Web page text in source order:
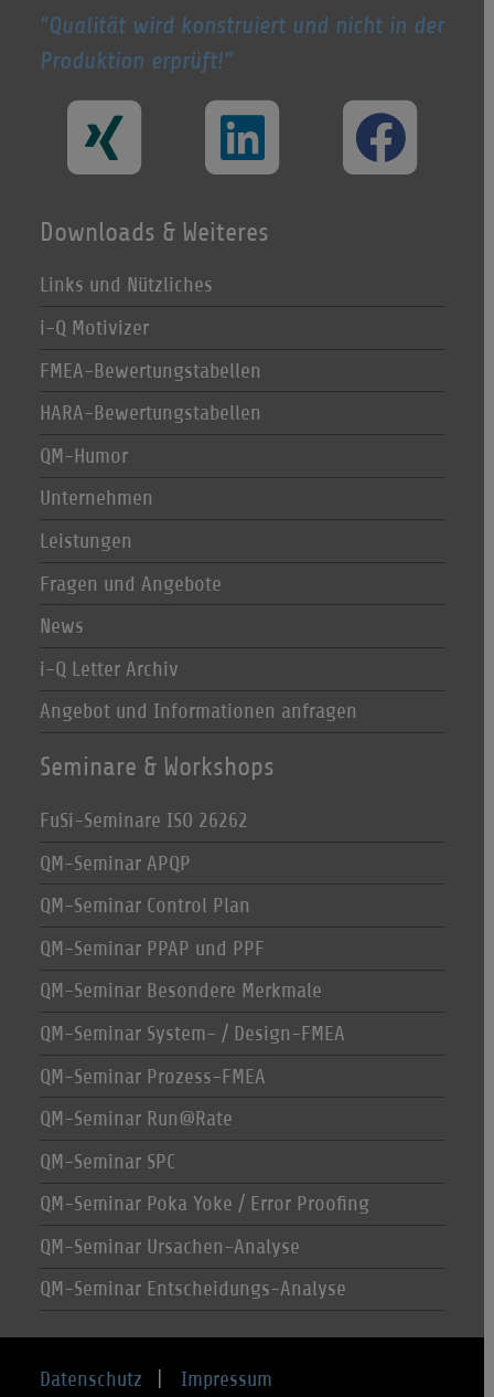
Qualität wird konstruiert und nicht in der
Produktion erprüft!
Downloads & Weiteres
Links und Nützliches
i-Q Motivizer
FMEA-Bewertungstabellen
HARA-Bewertungstabellen
QM-Humor
Unternehmen
Leistungen
Fragen und Angebote
News
i-Q Letter Archiv
Angebot und Informationen anfragen
Seminare & Workshops
FuSi-Seminare ISO 26262
QM-Seminar APQP
QM-Seminar Control Plan
QM-Seminar PPAP und PPF
QM-Seminar Besondere Merkmale
QM-Seminar System- / Design-FMEA
QM-Seminar Prozess-FMEA
QM-Seminar Run@Rate
QM-Seminar SPC
QM-Seminar Poka Yoke / Error Proofing
QM-Seminar Ursachen-Analyse
QM-Seminar Entscheidungs-Analyse
Datenschutz Impressum